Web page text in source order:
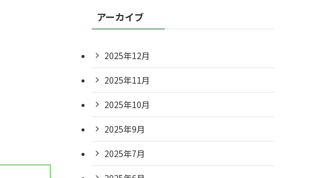
アーカイブ
2025年12月
2025年11月
2025年10月
2025年9月
2025年7月